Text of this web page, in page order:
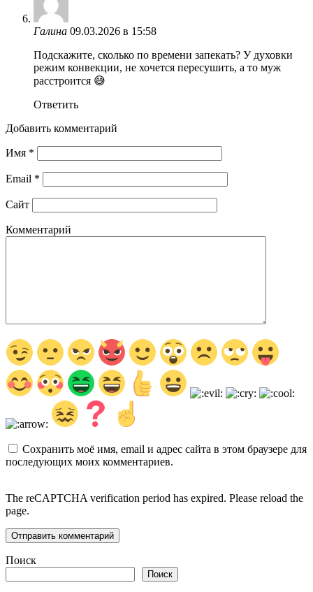
Галина 09.03.2026 в 15:58
Подскажите, сколько по времени запекать? У духовки
режим конвекции, не хочется пересушить, а то муж
расстроится 😅
Ответить
Добавить комментарий
Имя *
Email *
Сайт
Комментарий
Сохранить моё имя, email и адрес сайта в этом браузере для
последующих моих комментариев.
The reCAPTCHA verification period has expired. Please reload the
page.
Поиск
Поиск